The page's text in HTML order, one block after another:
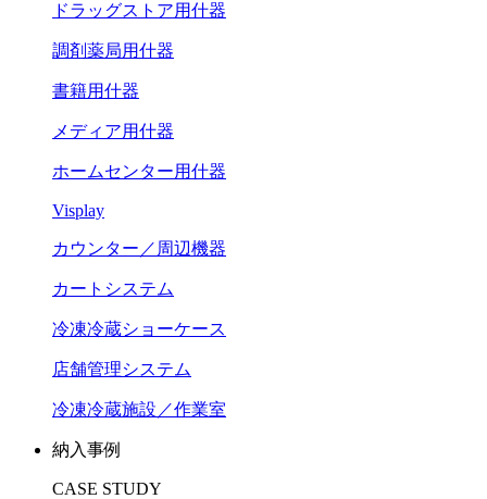
ドラッグストア用什器
調剤薬局用什器
書籍用什器
メディア用什器
ホームセンター用什器
Visplay
カウンター／周辺機器
カートシステム
冷凍冷蔵ショーケース
店舗管理システム
冷凍冷蔵施設／作業室
納入事例
CASE STUDY